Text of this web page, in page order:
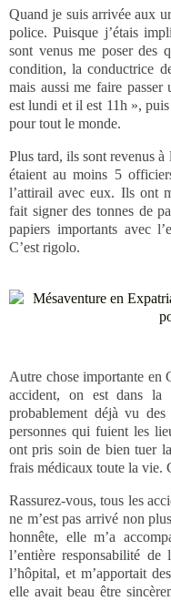
Quand je suis arrivée aux
police. Puisque j’étais
sont venus me poser des
condition, la conductrice
mais aussi me faire
est lundi et il est 11h »,
pour tout le monde.
Plus tard, ils sont revenus
étaient au moins 5
l’attirail avec eux. Ils ont
fait signer des tonnes de
papiers importants avec
C’est rigolo.
Autre chose importante en
accident, on est dans la
probablement déjà vu
personnes qui fuient les
ont pris soin de bien tuer
frais médicaux toute la vie.
Rassurez-vous, tous les
ne m’est pas arrivé non
honnête, elle m’a
l’entière responsabilité
l’hôpital, et m’apportait
elle avait beau être